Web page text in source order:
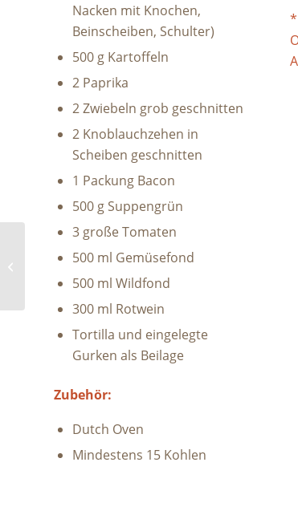
Nacken mit Knochen,
Beinscheiben, Schulter)
500 g Kartoffeln
2 Paprika
2 Zwiebeln grob geschnitten
2 Knoblauchzehen in
Scheiben geschnitten
1 Packung Bacon
500 g Suppengrün
3 große Tomaten
500 ml Gemüsefond
500 ml Wildfond
300 ml Rotwein
Tortilla und eingelegte
Gurken als Beilage
Zubehör:
Dutch Oven
Mindestens 15 Kohlen
Bananenbrot Dutch